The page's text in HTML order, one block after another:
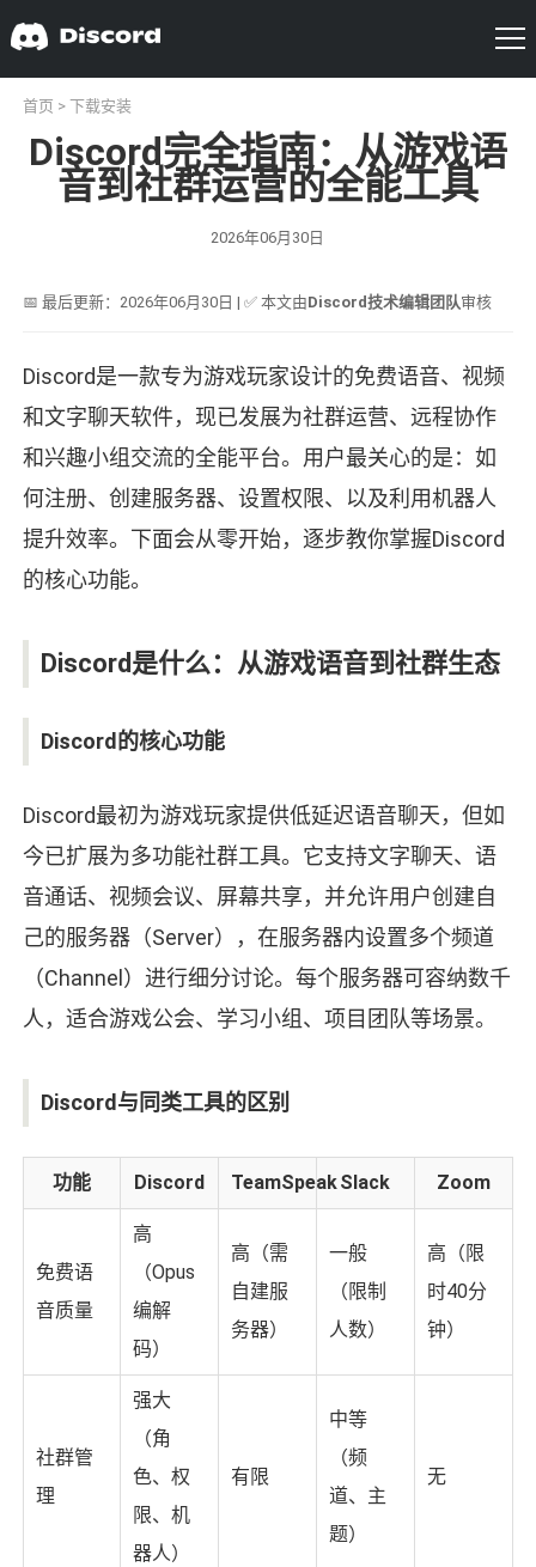
首页 > 下载安装
Discord完全指南：从游戏语
音到社群运营的全能工具
2026年06月30日
📅 最后更新：2026年06月30日 | ✅ 本文由Discord技术编辑团队审核
Discord是一款专为游戏玩家设计的免费语音、视频
和文字聊天软件，现已发展为社群运营、远程协作
和兴趣小组交流的全能平台。用户最关心的是：如
何注册、创建服务器、设置权限、以及利用机器人
提升效率。下面会从零开始，逐步教你掌握Discord
的核心功能。
Discord是什么：从游戏语音到社群生态
Discord的核心功能
Discord最初为游戏玩家提供低延迟语音聊天，但如
今已扩展为多功能社群工具。它支持文字聊天、语
音通话、视频会议、屏幕共享，并允许用户创建自
己的服务器（Server），在服务器内设置多个频道
（Channel）进行细分讨论。每个服务器可容纳数千
人，适合游戏公会、学习小组、项目团队等场景。
Discord与同类工具的区别
功能 Discord TeamSpeakSlack Zoom
免费语
音质量
高
（Opus
编解
码）
高（需
自建服
务器）
一般
（限制
人数）
高（限
时40分
钟）
社群管
理
强大
（角
色、权
限、机
器人）
有限
中等
（频
道、主
题）
无